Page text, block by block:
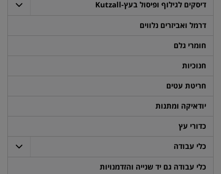
דיסקים לגילוף ופיסול בעץ-Kutzall
דרמל ואביזרים נלווים
חומרי גלם
חנוכיות
חריטת עטים
יודאיקה ומתנות
כדורי עץ
כלי עבודה
כלי עבודה גם יד שנייה והזדמנויות